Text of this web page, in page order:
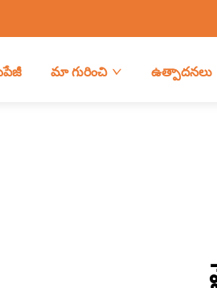
మా గురించి ఉత్పాదనలు